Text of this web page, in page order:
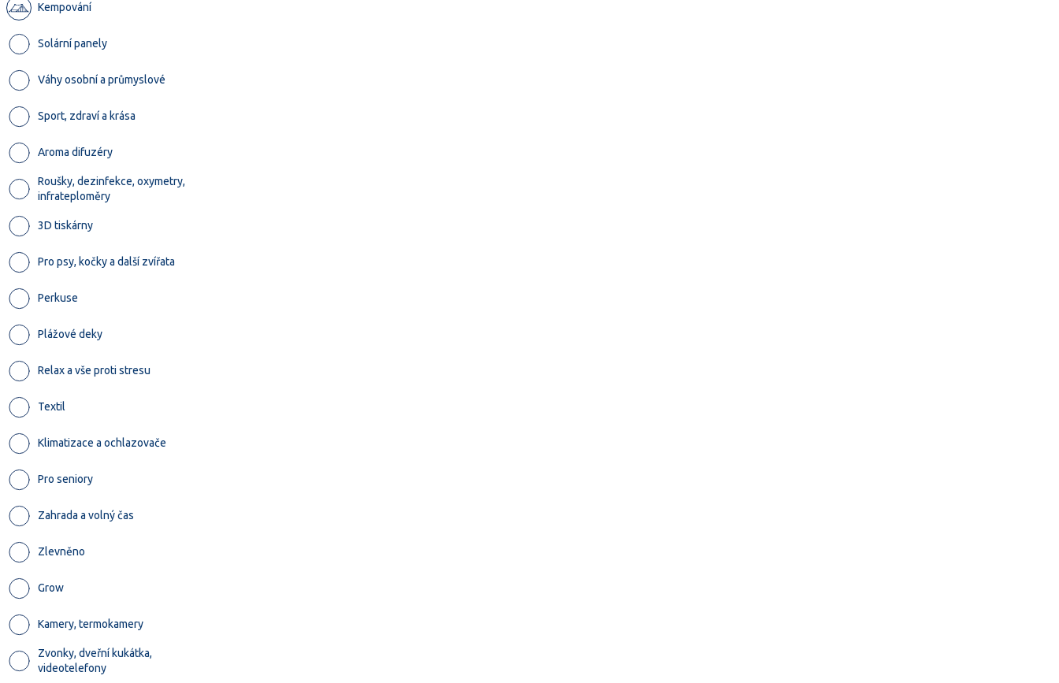
Kempování
Solární panely
Váhy osobní a průmyslové
Sport, zdraví a krása
Aroma difuzéry
Roušky, dezinfekce, oxymetry,
infrateploměry
3D tiskárny
Pro psy, kočky a další zvířata
Perkuse
Plážové deky
Relax a vše proti stresu
Textil
Klimatizace a ochlazovače
Pro seniory
Zahrada a volný čas
Zlevněno
Grow
Kamery, termokamery
Zvonky, dveřní kukátka,
videotelefony